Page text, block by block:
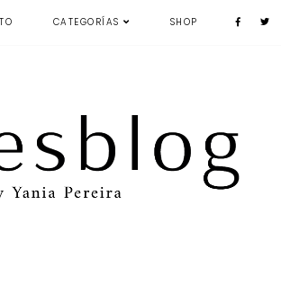
CATEGORÍAS SHOP